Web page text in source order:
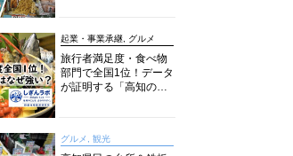
起業・事業承継, グルメ
旅行者満足度・食べ物
部門で全国1位！データ
が証明する「高知の
グルメ, 観光